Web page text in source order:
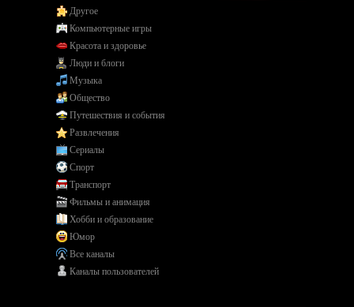
Другое
Компьютерные игры
Красота и здоровье
Люди и блоги
Музыка
Общество
Путешествия и события
Развлечения
Сериалы
Спорт
Транспорт
Фильмы и анимация
Хобби и образование
Юмор
Все каналы
Каналы пользователей